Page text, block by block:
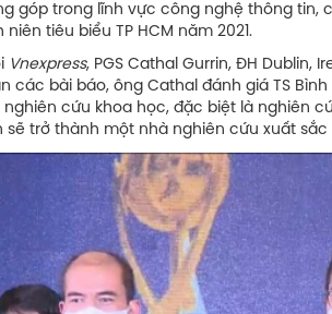
góp trong lĩnh vực công nghệ thông tin,
niên tiêu biểu TP HCM năm 2021.
Vnexpress, PGS Cathal Gurrin, ĐH
các bài báo, ông Cathal đánh giá TS
nghiên cứu khoa học, đặc biệt là nghiên
sẽ trở thành một nhà nghiên cứu xuất sắc